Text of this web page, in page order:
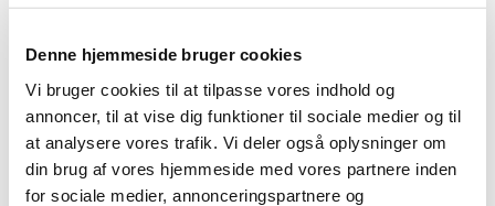
Denne hjemmeside bruger cookies
Vi bruger cookies til at tilpasse vores indhold og
annoncer, til at vise dig funktioner til sociale medier og til
at analysere vores trafik. Vi deler også oplysninger om
din brug af vores hjemmeside med vores partnere inden
for sociale medier, annonceringspartnere og
September (1)
July (1)
June (2)
April (2)
March (1)
February (3)